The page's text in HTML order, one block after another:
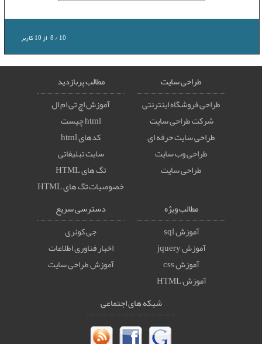
8/10 از10کاربر
طراحی سایت
طراحی فروشگاه اینترنتی
شرکت طراحی سایت
طراحی سایت حرفه ای
طراحی وب سایت
طراحی سایت
مطالب پربازدید
آموزش اچ تی ام ال
html چیست
کدهای html
سایت تبلیغاتی
تگ های HTML
خصوصيات تگ های HTML
مطالب ویژه
آموزش sql
آموزش jquery
آموزش css
آموزش HTML
دسترسی سریع
جی کوئری
اخبار فناوری اطلاعات
آموزش طراحی سایت
شبکه های اجتماعی